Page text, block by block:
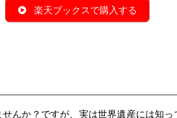
楽天ブックスで購入する
んか？ですが、実は世界遺産には知っ